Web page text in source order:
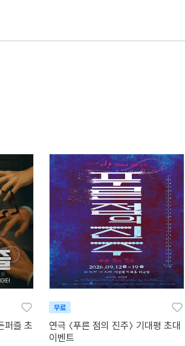
퍼즐 초
무료
연극 〈푸른 점의 진주〉 기대평 초대
이벤트